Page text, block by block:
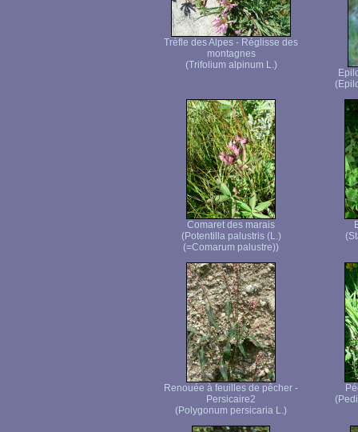
Trèfle des Alpes - Réglisse des
montagnes
(Trifolium alpinum L.)
Comaret des marais
(Potentilla palustris (L.)
(=Comarum palustre))
Renouée à feuilles de pêcher -
Persicaire2
(Polygonum persicaria L.)